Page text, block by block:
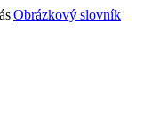
|Obrázkový slovník